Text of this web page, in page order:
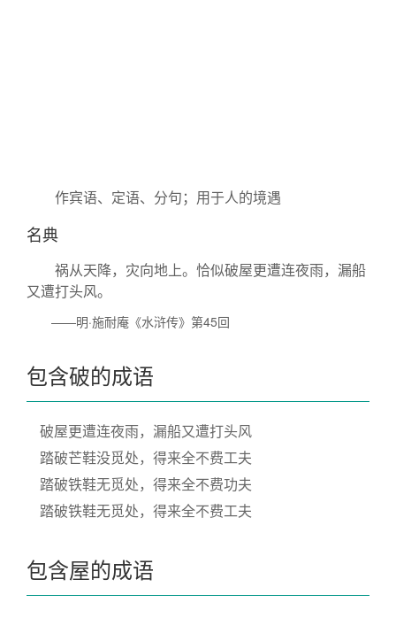
作宾语、定语、分句；用于人的境遇
名典
祸从天降，灾向地上。恰似破屋更遭连夜雨，漏船
又遭打头风。
——明·施耐庵《水浒传》第45回
包含破的成语
破屋更遭连夜雨，漏船又遭打头风
踏破芒鞋没觅处，得来全不费工夫
踏破铁鞋无觅处，得来全不费功夫
踏破铁鞋无觅处，得来全不费工夫
包含屋的成语